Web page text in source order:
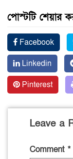
পোস্টটি শেয়ার
Facebook
Linkedin
Pinterest
Leave a
Comment *